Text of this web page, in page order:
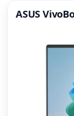
ASUS